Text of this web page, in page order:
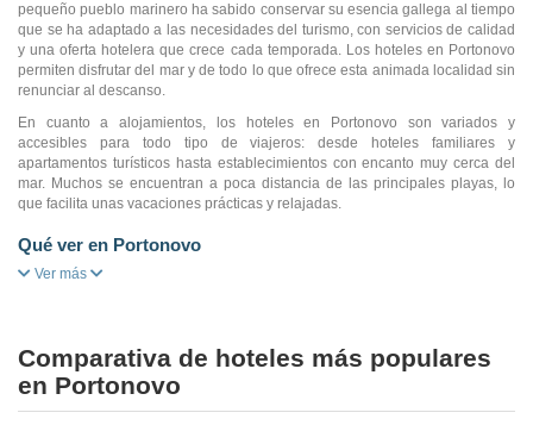
pequeño pueblo marinero ha sabido conservar su esencia gallega al tiempo
que se ha adaptado a las necesidades del turismo, con servicios de calidad
y una oferta hotelera que crece cada temporada. Los hoteles en Portonovo
permiten disfrutar del mar y de todo lo que ofrece esta animada localidad sin
renunciar al descanso.
En cuanto a alojamientos, los hoteles en Portonovo son variados y
accesibles para todo tipo de viajeros: desde hoteles familiares y
apartamentos turísticos hasta establecimientos con encanto muy cerca del
mar. Muchos se encuentran a poca distancia de las principales playas, lo
que facilita unas vacaciones prácticas y relajadas.
Qué ver en Portonovo
Ver más
Comparativa de hoteles más populares
en Portonovo